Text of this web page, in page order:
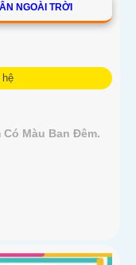
NGOÀI TRỜI
hệ
Màu Ban Ðêm.